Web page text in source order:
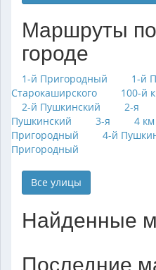
Маршруты
городе
1-й Пригородный 1-й
Старокаширского
100-й
2-й Пушкинский
2-я
Пушкинский
3-я 4
Пригородный
4-й
Пригородный
Все улицы
Найденные
Последние